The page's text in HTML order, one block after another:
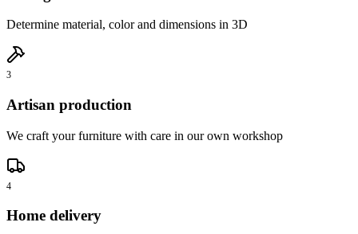
Determine material, color and dimensions in 3D
3
Artisan production
We craft your furniture with care in our own workshop
4
Home delivery